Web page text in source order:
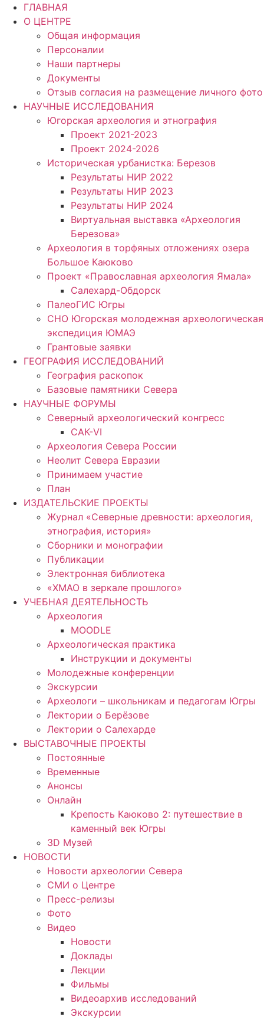
Перейти
содержимому
ГЛАВНАЯ
О ЦЕНТРЕ
Общая информация
Персоналии
Наши партнеры
Документы
Отзыв согласия на размещение личного фото
НАУЧНЫЕ ИССЛЕДОВАНИЯ
Югорская археология и этнография
Проект 2021-2023
Проект 2024-2026
Историческая урбанистка: Березов
Результаты НИР 2022
Результаты НИР 2023
Результаты НИР 2024
Виртуальная выставка «Археология
Березова»
Археология в торфяных отложениях озера
Большое Каюково
Проект «Православная археология Ямала»
Салехард-Обдорск
ПалеоГИС Югры
СНО Югорская молодежная археологическая
экспедиция ЮМАЭ
Грантовые заявки
ГЕОГРАФИЯ ИССЛЕДОВАНИЙ
География раскопок
Базовые памятники Севера
НАУЧНЫЕ ФОРУМЫ
Северный археологический конгресс
САК-VI
Археология Севера России
Неолит Севера Евразии
Принимаем участие
План
ИЗДАТЕЛЬСКИЕ ПРОЕКТЫ
Журнал «Северные древности: археология,
этнография, история»
Сборники и монографии
Публикации
Электронная библиотека
«ХМАО в зеркале прошлого»
УЧЕБНАЯ ДЕЯТЕЛЬНОСТЬ
Археология
MOODLE
Археологическая практика
Инструкции и документы
Молодежные конференции
Экскурсии
Археологи – школьникам и педагогам Югры
Лектории о Берёзове
Лектории о Салехарде
ВЫСТАВОЧНЫЕ ПРОЕКТЫ
Постоянные
Временные
Анонсы
Онлайн
Крепость Каюково 2: путешествие в
каменный век Югры
3D Музей
НОВОСТИ
Новости археологии Севера
СМИ о Центре
Пресс-релизы
Фото
Видео
Новости
Доклады
Лекции
Фильмы
Видеоархив исследований
Экскурсии